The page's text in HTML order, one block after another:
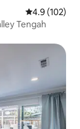
Penarafan
4.9 (102)
Tengah